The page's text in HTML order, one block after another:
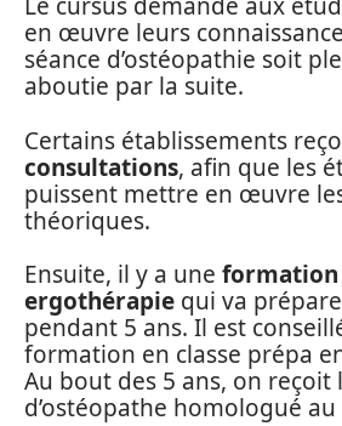
Le cursus demande aux
en œuvre leurs
séance d’ostéopathie soit
aboutie par la suite.
Certains établissements
consultations, afin que les
puissent mettre en œuvre
théoriques.
Ensuite, il y a une formation
ergothérapie qui va
pendant 5 ans. Il est
formation en classe prépa
Au bout des 5 ans, on reçoit
d’ostéopathe homologué